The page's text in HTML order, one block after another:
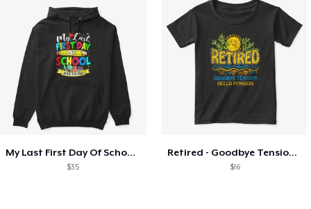
My Last First Day Of School Retiring
$35
Retired - Goodbye Tension Hello Pension
$16